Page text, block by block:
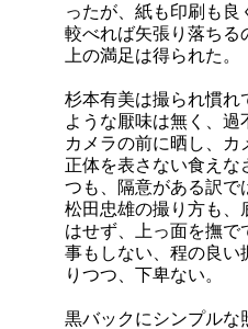
ったが、紙も印刷も良
較べれば矢張り落ちる
上の満足は得られた。
杉本有美は撮られ慣れ
ような厭味は無く、過
カメラの前に晒し、カ
正体を表さない食えな
つも、隔意がある訳で
松田忠雄の撮り方も、
はせず、上っ面を撫で
事もしない、程の良
りつつ、下卑ない。
黒バックにシンプルな